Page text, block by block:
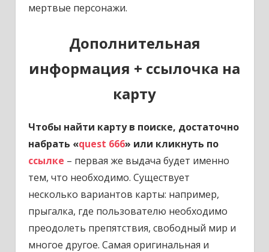
мертвые персонажи.
Дополнительная
информация + ссылочка на
карту
Чтобы найти карту в поиске, достаточно
набрать «quest 666» или кликнуть по
ссылке – первая же выдача будет именно
тем, что необходимо. Существует
несколько вариантов карты: например,
прыгалка, где пользователю необходимо
преодолеть препятствия, свободный мир и
многое другое. Самая оригинальная и